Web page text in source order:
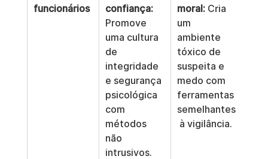
funcionários
confiança:
Promove
uma cultura
de
integridade
e segurança
psicológica
com
métodos
não
intrusivos.
moral: Cria
um
ambiente
tóxico de
suspeita e
medo com
ferramentas
semelhantes
à vigilância.